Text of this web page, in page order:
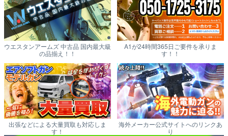
ウエスタンアームズ 中古品 国内最大級
の品揃え！！
A1が24時間365日ご要件を承りま
す！！
出張などによる大量買取も対応しま
す！
海外メーカー公式サイトへのリンクあ
り